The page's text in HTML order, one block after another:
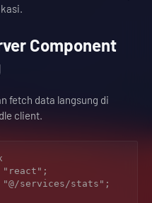
Component
fetch data langsung di
client.
"react";
services/stats";